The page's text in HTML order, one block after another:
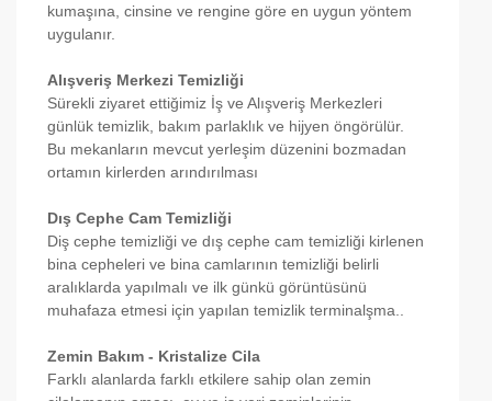
kumaşına, cinsine ve rengine göre en uygun yöntem
uygulanır.
Alışveriş Merkezi Temizliği
Sürekli ziyaret ettiğimiz İş ve Alışveriş Merkezleri
günlük temizlik, bakım parlaklık ve hijyen öngörülür.
Bu mekanların mevcut yerleşim düzenini bozmadan
ortamın kirlerden arındırılması
Dış Cephe Cam Temizliği
Diş cephe temizliği ve dış cephe cam temizliği kirlenen
bina cepheleri ve bina camlarının temizliği belirli
aralıklarda yapılmalı ve ilk günkü görüntüsünü
muhafaza etmesi için yapılan temizlik terminalşma..
Zemin Bakım - Kristalize Cila
Farklı alanlarda farklı etkilere sahip olan zemin